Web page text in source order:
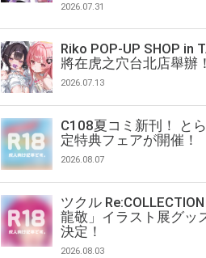
2026.07.31
Riko POP-UP SHOP in
將在虎之穴台北店舉辦！
2026.07.13
C108夏コミ新刊！ と
定特典フェアが開催！
2026.08.07
ツクル
龍敬」イラスト展グッ
決定！
2026.08.03